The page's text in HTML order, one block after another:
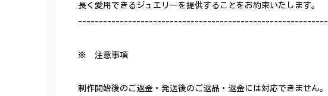
長く愛用できるジュエリーを提供することをお約束いたします。
※ 注意事項
制作開始後のご返金・発送後のご返品・返金には対応できません。